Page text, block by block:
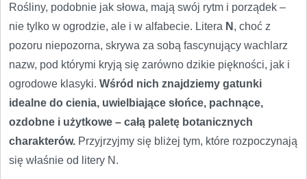
Rośliny, podobnie jak słowa, mają swój rytm i porządek –
nie tylko w ogrodzie, ale i w alfabecie. Litera N , choć z
pozoru niepozorna, skrywa za sobą fascynujący wachlarz
nazw, pod którymi kryją się zarówno dzikie piękności, jak i
ogrodowe klasyki. Wśród nich znajdziemy gatunki
idealne do cienia, uwielbiające słońce, pachnące,
ozdobne i użytkowe – całą paletę botanicznych
charakterów. Przyjrzyjmy się bliżej tym, które rozpoczynają
się właśnie od litery N.